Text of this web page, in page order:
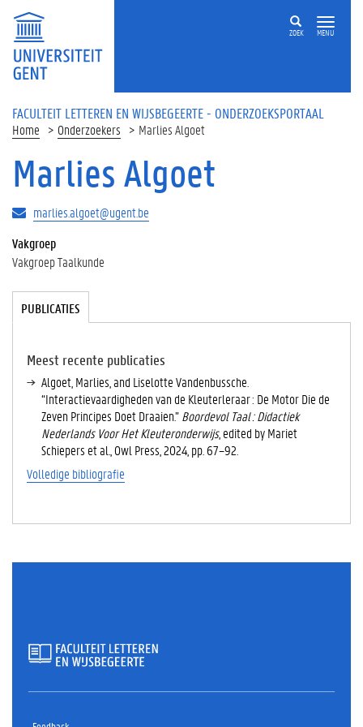
Overslaan en naar de inhoud gaan
ZOEK MENU
FACULTEIT LETTEREN EN WIJSBEGEERTE - ONDERZOEKSPORTAAL
Home Onderzoekers Marlies Algoet
Marlies Algoet
marlies.algoet@ugent.be
Vakgroep
Vakgroep Taalkunde
Tabgroup
PUBLICATIES
TI
E
V
E
T
A
B
B
D
Meest recente publicaties
Algoet, Marlies, and Liselotte Vandenbussche.
“Interactievaardigheden van de Kleuterleraar : De Motor Die de
Zeven Principes Doet Draaien.”Boordevol Taal : Didactiek
Nederlands Voor Het Kleuteronderwijs, edited by Mariet
Schiepers et al., Owl Press, 2024, pp. 67–92.
Volledige bibliografie